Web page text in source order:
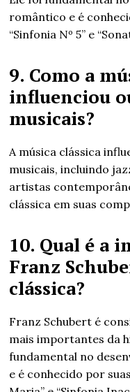
romântico e é
“Sinfonia Nº 5” e
9. Como a
influenciou
musicais?
A música clássica
musicais, incluindo
artistas
clássica em suas
10. Qual é a
Franz
clássica?
Franz Schubert é
mais importantes da
fundamental no
e é conhecido por